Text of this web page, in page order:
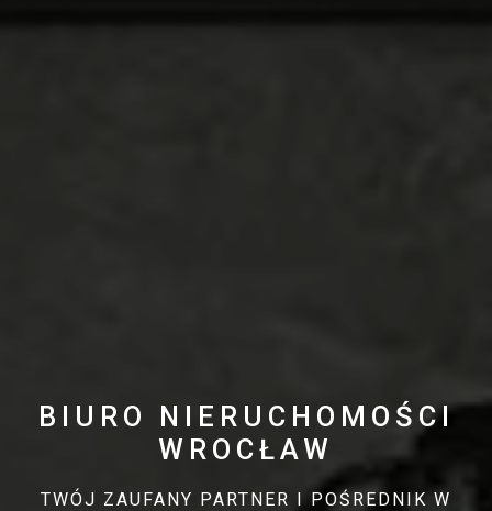
BIURO NIERUCHOMOŚCI
WROCŁAW
TWÓJ ZAUFANY PARTNER I POŚREDNIK W